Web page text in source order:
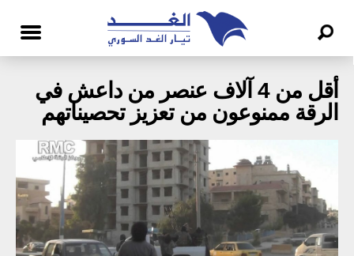
أقل من 4 آلاف عنصر من داعش في
الرقة ممنوعون من تعزيز تحصيناتهم